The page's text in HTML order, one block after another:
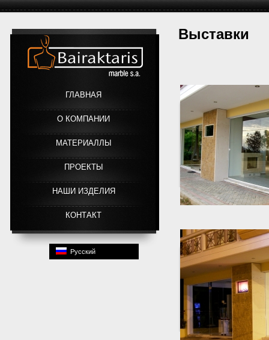
ГЛАВНАЯ
О КОМПАНИИ
МАТЕРИАЛЛЫ
ПРОЕКТЫ
HАШИ ИЗДЕЛИЯ
КОНТАКТ
Русский
Выставки